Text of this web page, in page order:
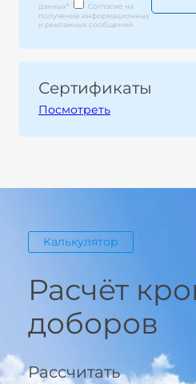
данных*
Согласие на
получение информационных
и рекламных сообщений
Сертификаты
Посмотреть
Калькулятор
Расчёт
доборов
Рассчитать